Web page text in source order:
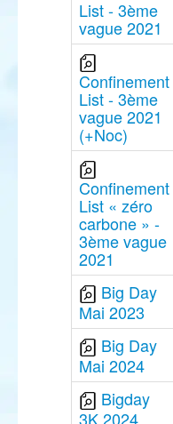
List - 3ème
vague 2021
Confinement
List - 3ème
vague 2021
(+Noc)
Confinement
List « zéro
carbone » -
3ème vague
2021
Big Day
Mai 2023
Big Day
Mai 2024
Bigday
3K 2024